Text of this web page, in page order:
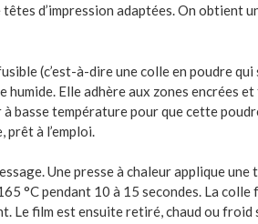
têtes d’impression adaptées. On obtient
(c’est-à-dire une colle en poudre
humide. Elle adhère aux zones encrées
à basse température pour que cette
à l’emploi.
Une presse à chaleur applique
°C pendant 10 à 15 secondes. La colle
Le film est ensuite retiré, chaud ou